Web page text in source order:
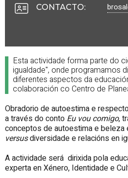
CONTACTO:
Esta actividade forma parte do
igualdade", onde programamos
diferentes aspectos da
colaboración co Centro de
Obradorio de autoestima e
a través do conto Eu vou comigo,
conceptos de autoestima e beleza
versusdiversidade e relacións en
A actividade será dirixida pola
experta en Xénero, Identidade e